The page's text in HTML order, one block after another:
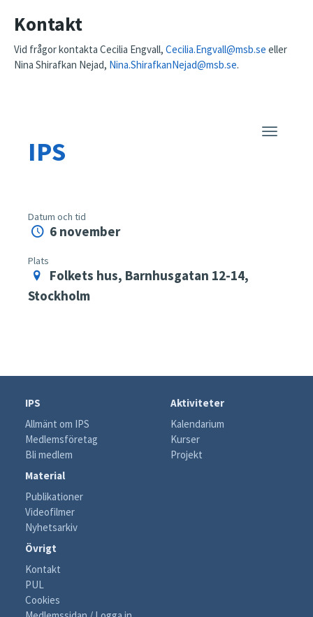
Kontakt
Vid frågor kontakta Cecilia Engvall, Cecilia.Engvall@msb.se eller
Nina Shirafkan Nejad, Nina.ShirafkanNejad@msb.se.
IPS
Toggle
Datum och tid
6 november
Plats
Folkets hus, Barnhusgatan 12-14,
Stockholm
IPS
Allmänt om IPS
Medlemsföretag
Bli medlem
Aktiviteter
Kalendarium
Kurser
Projekt
Material
Publikationer
Videofilmer
Nyhetsarkiv
Övrigt
Kontakt
PUL
Cookies